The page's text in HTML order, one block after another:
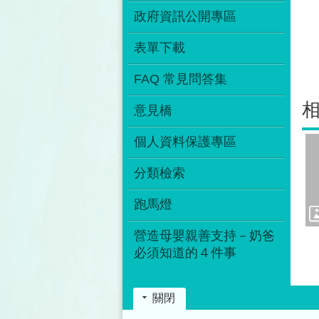
政府資訊公開專區
表單下載
FAQ 常見問答集
意見橋
個人資料保護專區
分類檢索
跑馬燈
營造母嬰親善支持－奶爸
必須知道的４件事
關閉